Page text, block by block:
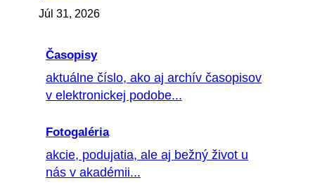
Júl 31, 2026
Časopisy
aktuálne číslo, ako aj archív časopisov
v elektronickej podobe...
Fotogaléria
akcie, podujatia, ale aj bežný život u
nás v akadémii...